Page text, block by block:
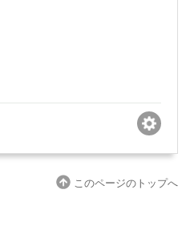
このページのトップへ